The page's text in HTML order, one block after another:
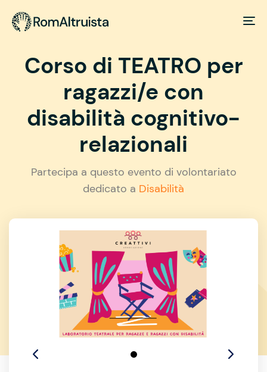
Corso di TEATRO per
ragazzi/e con
disabilità cognitivo-
relazionali
Partecipa a questo evento di volontariato
dedicato a Disabilità